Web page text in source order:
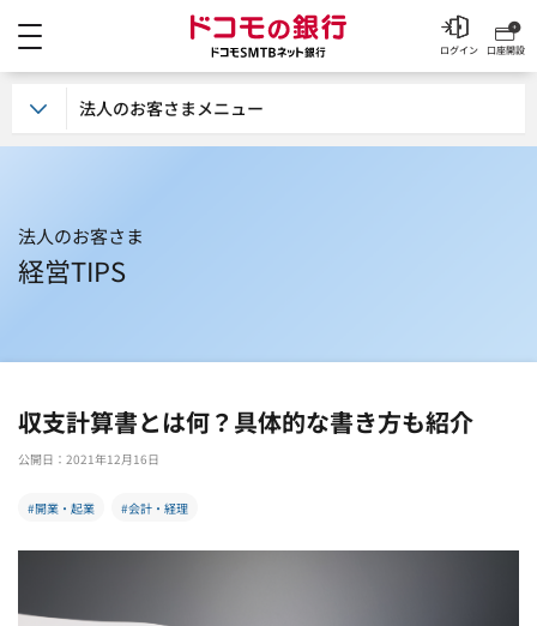
ドコモの銀行 ドコモ
口座開設
ログイン
法人のお客さま
経営TIPS
収支計算書とは何？具体的な書き方も紹介
公開日：2021年12月16日
#開業・起業 #会計・経理
法人のお客さまメニュー